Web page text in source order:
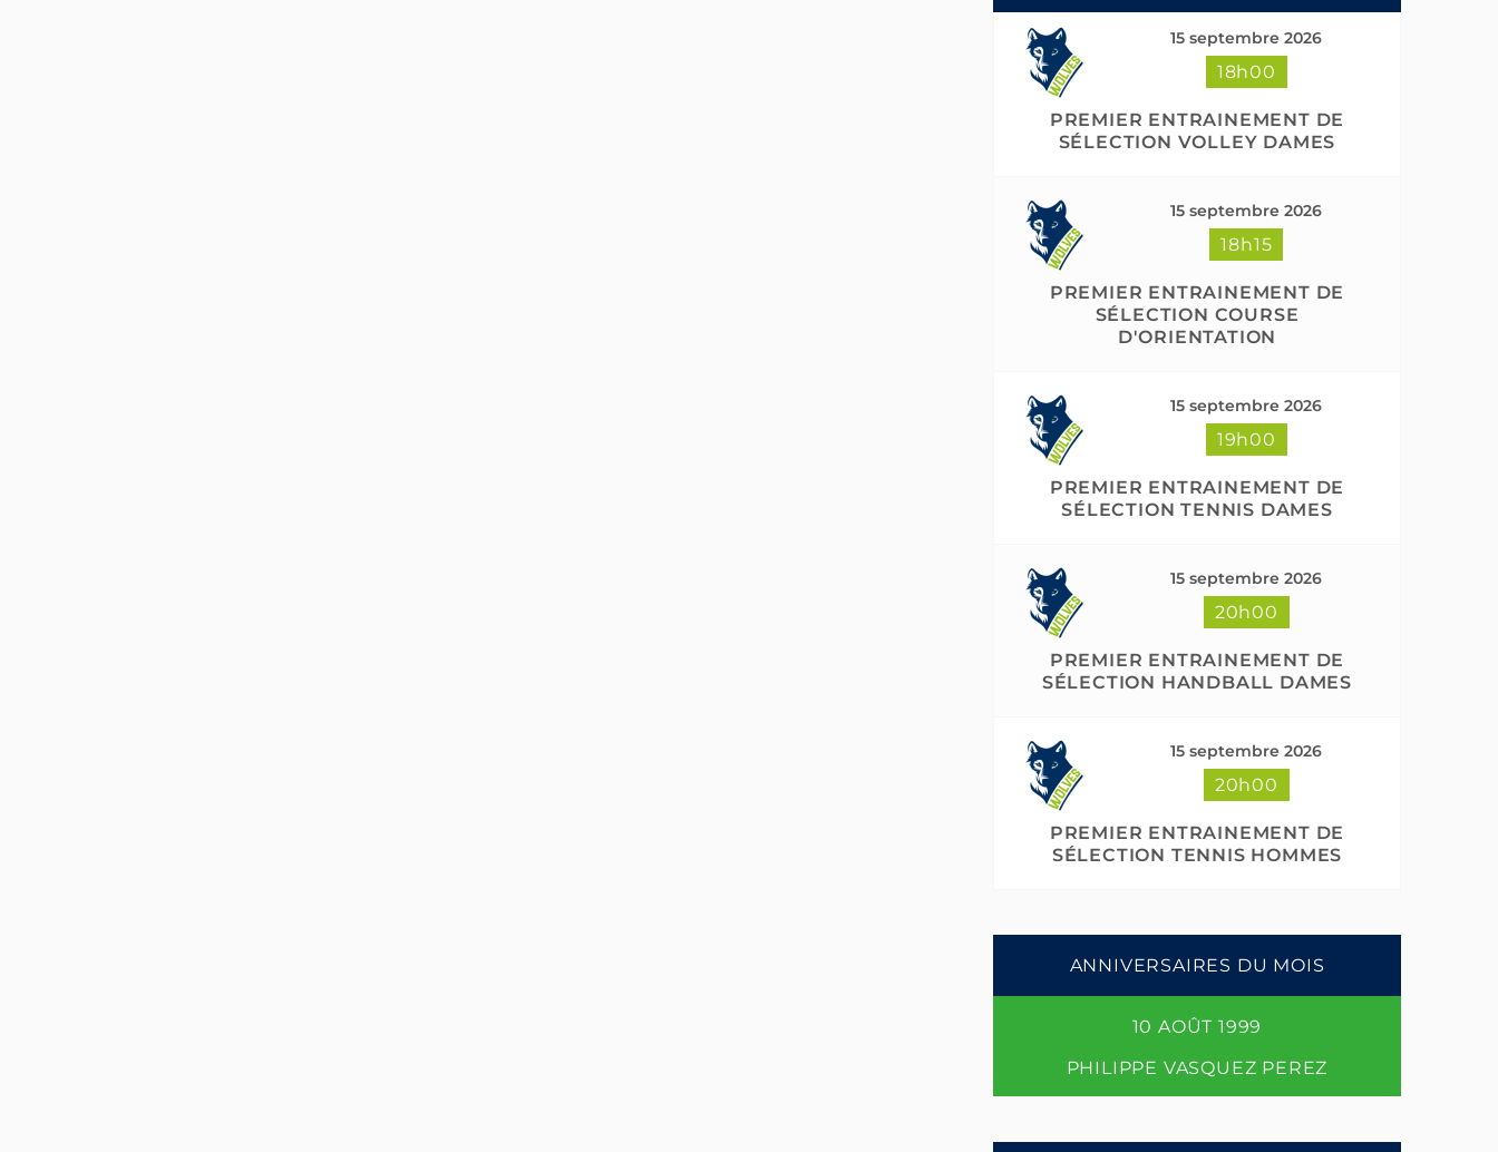
15 septembre 2026
18h00
PREMIER ENTRAINEMENT DE
SÉLECTION VOLLEY DAMES
15 septembre 2026
18h15
PREMIER ENTRAINEMENT DE
SÉLECTION COURSE
D'ORIENTATION
15 septembre 2026
19h00
PREMIER ENTRAINEMENT DE
SÉLECTION TENNIS DAMES
15 septembre 2026
20h00
PREMIER ENTRAINEMENT DE
SÉLECTION HANDBALL DAMES
15 septembre 2026
20h00
PREMIER ENTRAINEMENT DE
SÉLECTION TENNIS HOMMES
ANNIVERSAIRES DU MOIS
10 AOÛT 1999
PHILIPPE VASQUEZ PEREZ